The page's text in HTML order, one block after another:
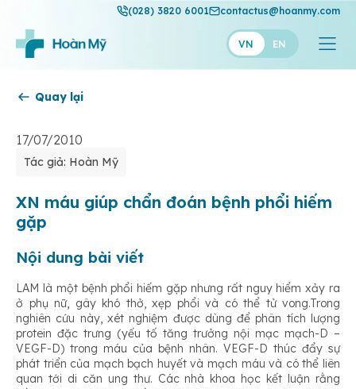
(028) 3820 6001 contactus@hoanmy.com
VN EN
Thuận Mỹ
Quay lại
17/07/2010
Tác giả: Hoàn Mỹ
XN máu giúp chẩn đoán bệnh phổi hiếm
gặp
Nội dung bài viết
LAM là một bệnh phổi hiếm gặp nhưng rất nguy hiểm xảy ra
ở phụ nữ, gây khó thở, xẹp phổi và có thể tử vong.Trong
nghiên cứu này, xét nghiệm được dùng để phân tích lượng
protein đặc trưng (yếu tố tăng trưởng nội mạc mạch-D –
VEGF-D) trong máu của bệnh nhân. VEGF-D thúc đẩy sự
phát triển của mạch bạch huyết và mạch máu và có thể liên
quan tới di căn ung thư. Các nhà khoa học kết luận rằng